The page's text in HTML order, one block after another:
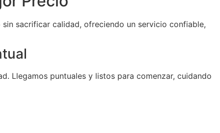
sacrificar calidad, ofreciendo un servicio confiable,
Llegamos puntuales y listos para comenzar, cuidando